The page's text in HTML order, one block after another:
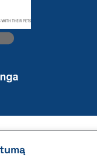
Žemės ūkio